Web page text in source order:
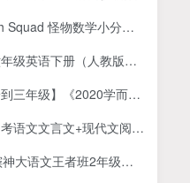
学小分队》全集中文版(附英文版)下载
语下册（人教版）名师讲座课程
新大通关》MP4视频+讲义文档百度网盘下载，小学低年级数学思维培训课程视频
文+现代文阅读试题全突破 10课时完整版
年级（暑期王者班）MP4视频课程+PDF资料